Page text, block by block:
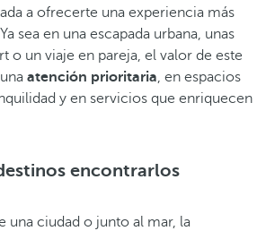
a ofrecerte una experiencia más
sea en una escapada urbana, unas
o un viaje en pareja, el valor de este
atención prioritaria, en espacios
y en servicios que enriquecen
encontrarlos
una ciudad o junto al mar, la